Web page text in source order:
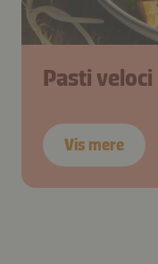
Pasti veloci
Vis mere